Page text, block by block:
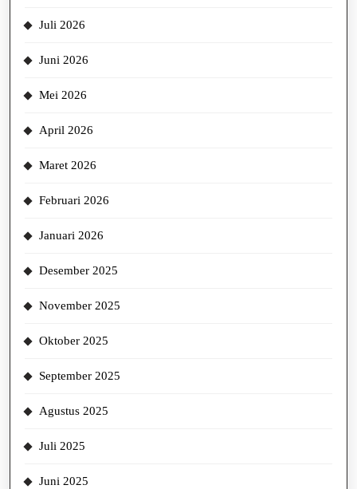
Juli 2026
Juni 2026
Mei 2026
April 2026
Maret 2026
Februari 2026
Januari 2026
Desember 2025
November 2025
Oktober 2025
September 2025
Agustus 2025
Juli 2025
Juni 2025